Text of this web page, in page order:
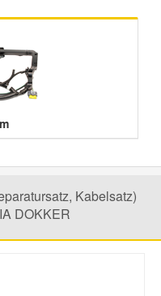
Kabelsatz)
DOKKER